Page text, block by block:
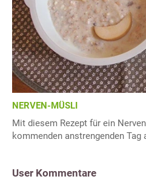
NERVEN-MÜSLI
Mit diesem Rezept für ein
kommenden anstrengenden Tag
User Kommentare